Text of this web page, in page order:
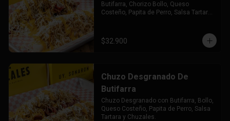
Butifarra, Chorizo Bollo, Queso
Costeño, Papita de Perro, Salsa Tartara
$32.900
Chuzo Desgranado De
Butifarra
Chuzo Desgranado con Butifarra, Bollo,
Queso Costeño, Papita de Perro, Salsa
Tartara y Chuzales.